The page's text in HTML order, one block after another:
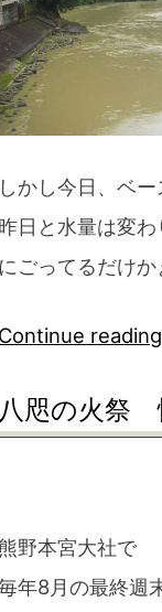
しかし今日、ベー
昨日と水量は変わ
にごってるだけか
Continue reading
八咫の火祭
熊野本宮大社で
年8月の最終週